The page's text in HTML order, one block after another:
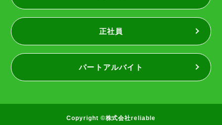
正社員
パートアルバイト
Copyright ©株式会社reliable